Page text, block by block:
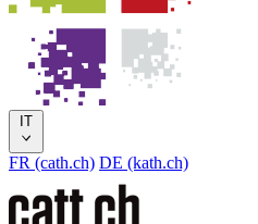
IT
FR (cath.ch) DE (kath.ch)